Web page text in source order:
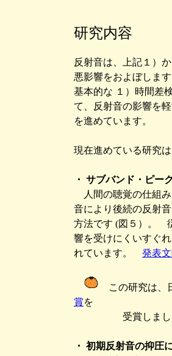
研究内容
反射音は、上記１）
悪影響をおよぼしま
基本的な １）時間差
て、反射音の影響を
を進めています。
現在進めている研究は
・ サブバンド・ピー
人間の聴覚の仕組
音により後続の反射
方法です (図５）。
響を受けにくいすぐ
れています。 発表
この研究は、
賞を
受賞しまし
・ 初期反射音の抑圧